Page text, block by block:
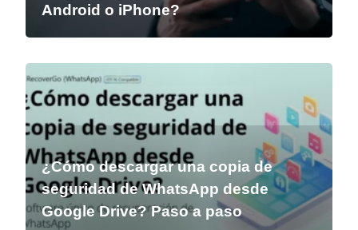
Android o iPhone?
¿Cómo descargar una copia de
seguridad de WhatsApp desde
Google Drive? Paso a paso